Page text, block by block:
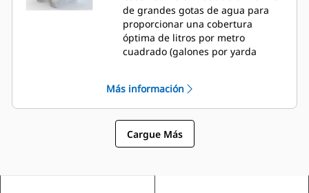
de grandes gotas de agua para
proporcionar una cobertura
óptima de litros por metro
cuadrado (galones por yarda
Las pruebas de Caterpillar
demuestran que el sistema de
suministro de agua Cat puede
reducir el consumo de agua en un
25 a 50 % en comparación con los
Más información
Cargue Más